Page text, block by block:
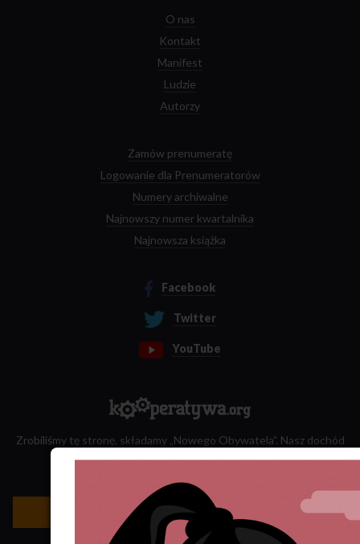
O nas
Kontakt
Manifest
Ludzie
Autorzy
Zamów prenumeratę
Logowanie dla Prenumeratorów
Numery archiwalne
Najnowszy numer kwartalnika
Najnowsza książka
Facebook
Twitter
YouTube
Zrobiliśmy tę stronę, składamy „Nowego Obywatela”. Nasz dochód
Newsletter »